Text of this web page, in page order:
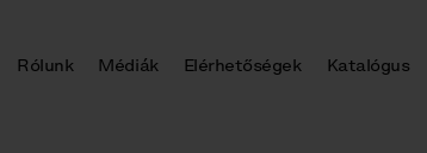
Rólunk Médiák Elérhetőségek Katalógus